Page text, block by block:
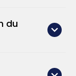
du